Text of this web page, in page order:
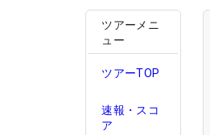
ツアーメニ
ュー
ツアーTOP
速報・スコ
ア